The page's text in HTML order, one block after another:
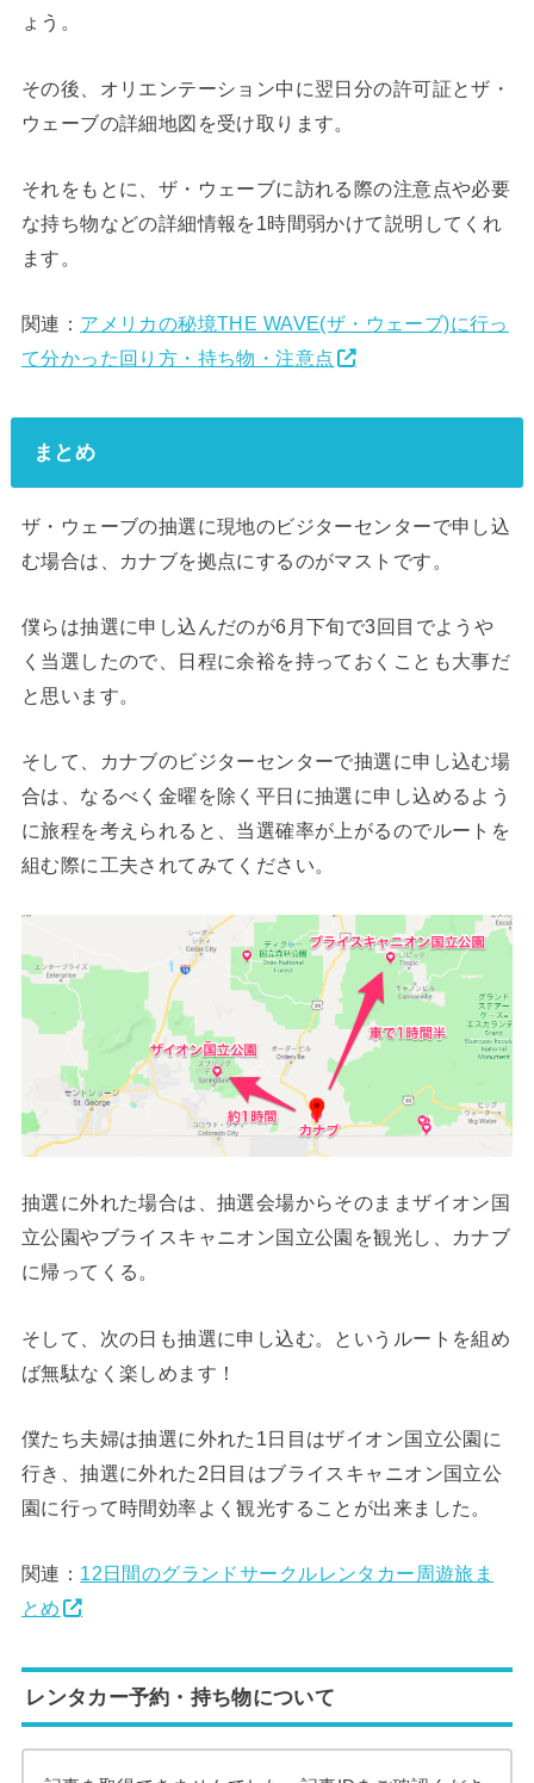
ょう。
その後、オリエンテーション中に翌日分の許可証とザ・
ウェーブの詳細地図を受け取ります。
それをもとに、ザ・ウェーブに訪れる際の注意点や必要
な持ち物などの詳細情報を1時間弱かけて説明してくれ
ます。
関連： アメリカの秘境THE WAVE(ザ・ウェーブ)に行っ
て分かった回り方・持ち物・注意点
まとめ
ザ・ウェーブの抽選に現地のビジターセンターで申し込
む場合は、カナブを拠点にするのがマストです。
僕らは抽選に申し込んだのが6月下旬で3回目でようや
く当選したので、日程に余裕を持っておくことも大事だ
と思います。
そして、カナブのビジターセンターで抽選に申し込む場
合は、なるべく金曜を除く平日に抽選に申し込めるよう
に旅程を考えられると、当選確率が上がるのでルートを
組む際に工夫されてみてください。
抽選に外れた場合は、抽選会場からそのままザイオン国
立公園やブライスキャニオン国立公園を観光し、カナブ
に帰ってくる。
そして、次の日も抽選に申し込む。というルートを組め
ば無駄なく楽しめます！
僕たち夫婦は抽選に外れた1日目はザイオン国立公園に
行き、抽選に外れた2日目はブライスキャニオン国立公
園に行って時間効率よく観光することが出来ました。
関連： 12日間のグランドサークルレンタカー周遊旅ま
とめ
レンタカー予約・持ち物について